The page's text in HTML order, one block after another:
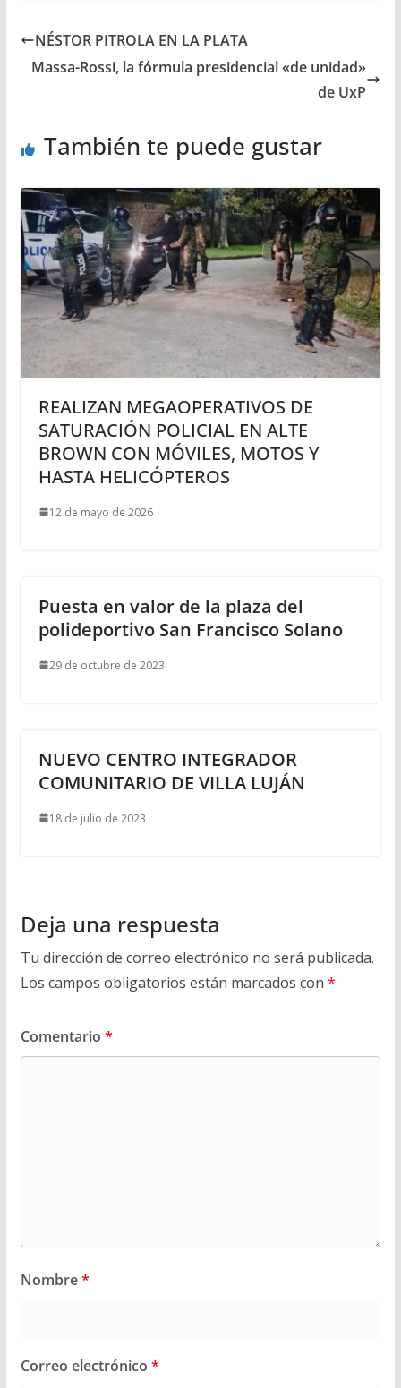
NÉSTOR PITROLA EN LA PLATA
Massa-Rossi, la fórmula presidencial «de unidad»
de UxP
También te puede gustar
REALIZAN MEGAOPERATIVOS DE
SATURACIÓN POLICIAL EN ALTE
BROWN CON MÓVILES, MOTOS Y
HASTA HELICÓPTEROS
12 de mayo de 2026
Puesta en valor de la plaza del
polideportivo San Francisco Solano
29 de octubre de 2023
NUEVO CENTRO INTEGRADOR
COMUNITARIO DE VILLA LUJÁN
18 de julio de 2023
Deja una respuesta
Tu dirección de correo electrónico no será publicada.
Los campos obligatorios están marcados con *
Comentario *
Nombre*
Correo electrónico *